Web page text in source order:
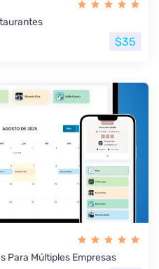
$35
Para Múltiples Empresas